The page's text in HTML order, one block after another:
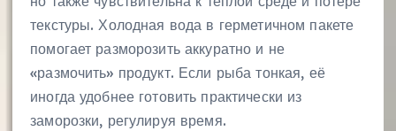
текстуры. Холодная вода в герметичном пакете
помогает разморозить аккуратно и не
«размочить» продукт. Если рыба тонкая, её
иногда удобнее готовить практически из
заморозки, регулируя время.